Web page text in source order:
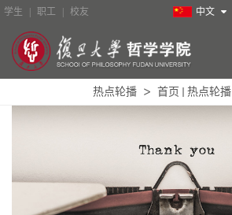
中文
学生 职工 校友
热点轮播 首页 热点轮播